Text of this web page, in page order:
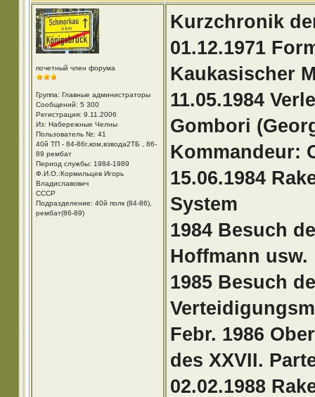
почетный член форума
Группа: Главные администраторы
Сообщений: 5 300
Регистрация: 9.11.2006
Из: Набережные Челны
Пользователь №: 41
40й ТП - 84-86г,ком,взвода2ТБ , 86-
89 рембат
Период службы: 1984-1989
Ф.И.О.:Кормильцев Игорь
Владиславович
СССР
Подразделение: 40й полк (84-86),
рембат(86-89)
Kurzchronik
01.12.1971
Kaukasischer
11.05.1984
Gombori
Kommandeur:
15.06.1984
System
1984 Besuch
Hoffmann usw.
1985 Besuch
Febr. 1986
des XXVII.
02.02.1988